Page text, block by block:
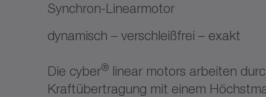
Synchron-Linearmotor
dynamisch – verschleißfrei – exakt
Die cyber® linear motors arbeiten
Kraftübertragung mit einem